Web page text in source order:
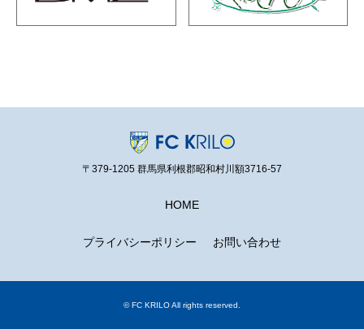
〒379-1205 群馬県利根郡昭和村川額3716-57
HOME
プライバシーポリシー お問い合わせ
© FC KRILO All rights reserved.